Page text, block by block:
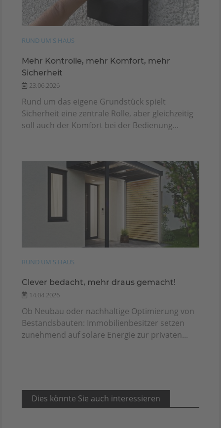
RUND UM'S HAUS
Mehr Kontrolle, mehr Komfort, mehr
Sicherheit
23.06.2026
Rund um das eigene Grundstück spielt
Sicherheit eine zentrale Rolle, aber gleichzeitig
soll auch der Komfort bei der Bedienung...
RUND UM'S HAUS
Clever bedacht, mehr draus gemacht!
14.04.2026
Ob Neubau oder nachhaltige Optimierung von
Bestandsbauten: Immobilienbesitzer setzen
zunehmend auf solare Energie zur privaten...
Dies könnte Sie auch interessieren